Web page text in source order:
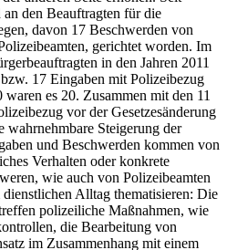
an den Beauftragten für die
davon 17 Beschwerden von
gerichtet worden. Im
in den Jahren 2011
17 Eingaben mit Polizeibezug
es 20. Zusammen mit den 11
vor der Gesetzesänderung
wahrnehmbare Steigerung der
und Beschwerden kommen von
Verhalten oder konkrete
wie auch von Polizeibeamten
Alltag thematisieren: Die
polizeiliche Maßnahmen, wie
die Bearbeitung von
im Zusammenhang mit einem